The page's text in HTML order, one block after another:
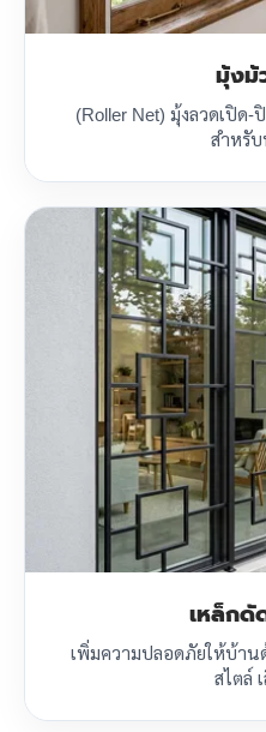
มุ้งม้
(Roller Net) มุ้งลวดเปิด
สำหรั
เหล็กดั
เพิ่มความปลอดภัยให้บ้า
สไตล์